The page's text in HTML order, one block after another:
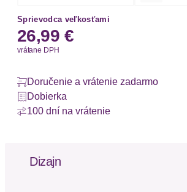
Sprievodca veľkosťami
26,99 €
vrátane DPH
Doručenie a vrátenie zadarmo
Dobierka
100 dní na vrátenie
Dizajn